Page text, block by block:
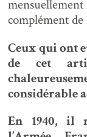
complément
Ceux qui ont
de cet
considérable
En 1940, il